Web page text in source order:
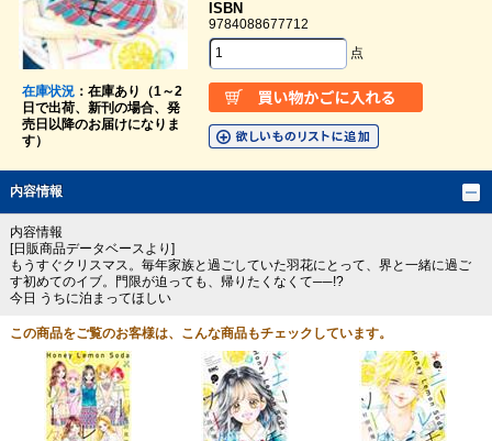
在庫状況：在庫あり（1～2
日で出荷、新刊の場合、発
売日以降のお届けになりま
す）
ISBN
9784088677712
点
内容情報
内容情報
[日販商品データベースより]
もうすぐクリスマス。毎年家族と過ごしていた羽花にとって、界と一緒に過ご
す初めてのイブ。門限が迫っても、帰りたくなくて──!?
今日 うちに泊まってほしい
この商品をご覧のお客様は、こんな商品もチェックしています。